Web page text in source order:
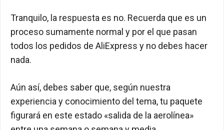
Tranquilo, la respuesta es no. Recuerda que es un
proceso sumamente normal y por el que pasan
todos los pedidos de AliExpress y no debes hacer
nada.
Aún así, debes saber que, según nuestra
experiencia y conocimiento del tema, tu paquete
figurará en este estado «salida de la aerolínea»